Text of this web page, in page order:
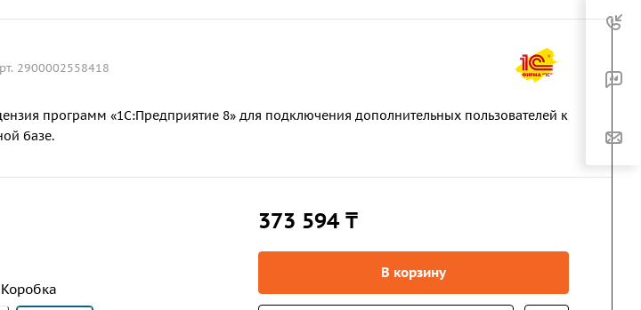
2900002558418
программ «1С:Предприятие 8» для подключения дополнительных пользователей к
базе.
Коробка
373 594 ₸
В корзину